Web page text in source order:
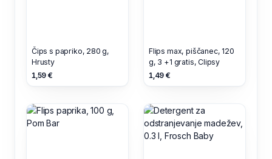
Čips s papriko, 280 g,
Hrusty
1,59 €
Flips max, piščanec, 120
g, 3 +1 gratis, Clipsy
1,49 €